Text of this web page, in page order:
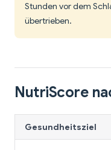
Stunden vor dem
übertrieben.
NutriScore
Gesundheitsziel